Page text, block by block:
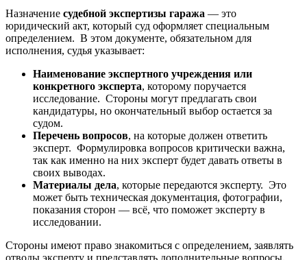
Назначение судебной экспертизы гаража — это
юридический акт, который суд оформляет специальным
определением. В этом документе, обязательном для
исполнения, судья указывает:
Наименование экспертного учреждения или
конкретного эксперта, которому поручается
исследование. Стороны могут предлагать свои
кандидатуры, но окончательный выбор остается за
судом.
Перечень вопросов, на которые должен ответить
эксперт. Формулировка вопросов критически важна,
так как именно на них эксперт будет давать ответы в
своих выводах.
Материалы дела, которые передаются эксперту. Это
может быть техническая документация, фотографии,
показания сторон — всё, что поможет эксперту в
исследовании.
Стороны имеют право знакомиться с определением, заявлять
отводы эксперту и представлять дополнительные вопросы.